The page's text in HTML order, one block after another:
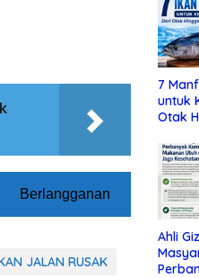
Berlangganan
JALAN RUSAK
7
untuk
Otak
Ahli